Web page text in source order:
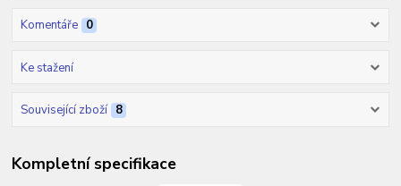
Komentáře 0
Ke stažení
Související zboží 8
Kompletní specifikace